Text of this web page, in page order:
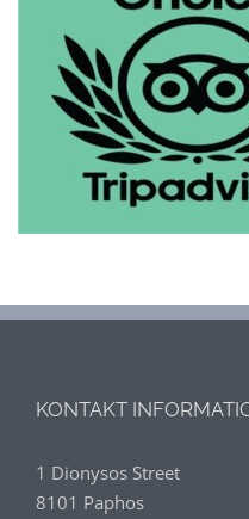
KONTAKT
1 Dionysos Street
8101 Paphos